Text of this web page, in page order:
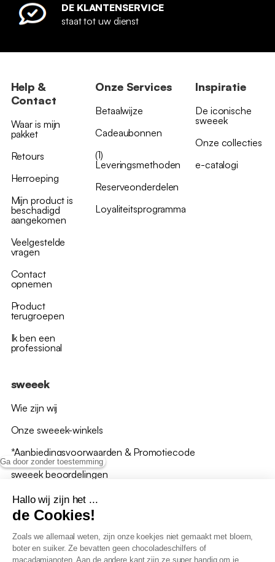
Ga door zonder toestemming
Hallo wij zijn het ...
de Cookies!
Zoals we allemaal weten, zijn onze koekjes niet gemaakt met bloem,
boter en suiker. Ze bevatten geen chocoladeschilfers of
macadamianoten. Aan de andere kant zijn ze super handig om je
DE KLANTENSERVICE
staat tot uw dienst
Help &
Contact
Waar is mijn
pakket
Retours
Herroeping
Mijn product is
beschadigd
aangekomen
Veelgestelde
vragen
Contact
opnemen
Product
terugroepen
Ik ben een
professional
Onze Services
Betaalwijze
Cadeaubonnen
(1)
Leveringsmethoden
Reserveonderdelen
Loyaliteitsprogramma
Inspiratie
De iconische
sweeek
Onze collecties
e-catalogi
sweeek
Wie zijn wij
Onze sweeek-winkels
*Aanbiedingsvoorwaarden & Promotiecode
sweeek beoordelingen
Algemene verkoopsvoorwaarden